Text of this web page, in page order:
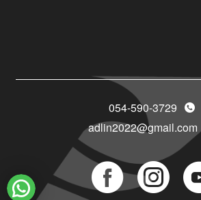
054-590-3729
adlin2022@gmail.com